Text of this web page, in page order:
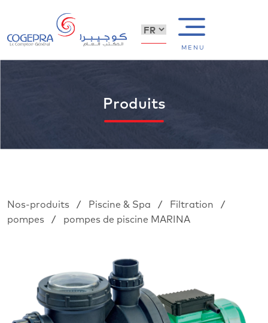
MENU
Produits
Nos-produits / Piscine & Spa / Filtration /
pompes / pompes de piscine MARINA